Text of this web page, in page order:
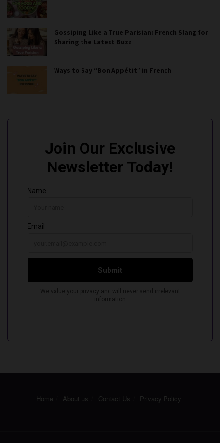
Gossiping Like a True Parisian: French Slang for
Sharing the Latest Buzz
Ways to Say “Bon Appétit” in French
Home About us Contact Us Privacy Policy